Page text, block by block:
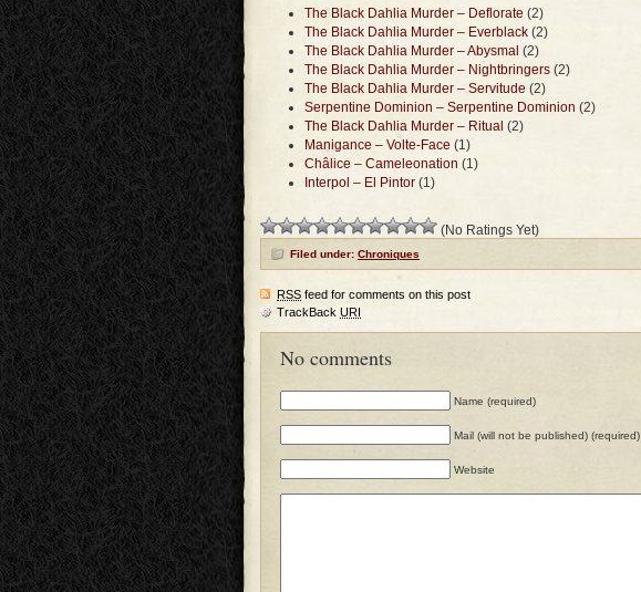
The Black Dahlia Murder – Deflorate (2)
The Black Dahlia Murder – Everblack (2)
The Black Dahlia Murder – Abysmal (2)
The Black Dahlia Murder – Nightbringers (2)
The Black Dahlia Murder – Servitude (2)
Serpentine Dominion – Serpentine Dominion (2)
The Black Dahlia Murder – Ritual (2)
Manigance – Volte-Face (1)
Châlice – Cameleonation (1)
Interpol – El Pintor (1)
(No Ratings Yet)
Filed under: Chroniques
RSS feed for comments on this post
TrackBack URI
No comments
Name (required)
Mail (will not be published) (required)
Website